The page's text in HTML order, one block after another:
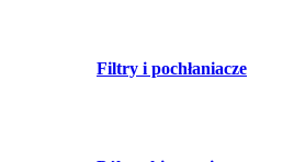
Filtry i pochłaniacze